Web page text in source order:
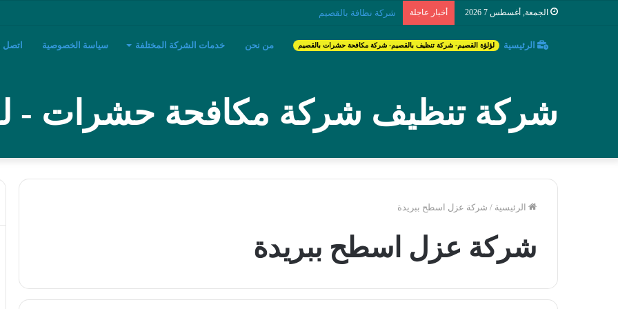
الجمعة, أغسطس 7 2026 أخبار عاجلة شركة نظافة بالقصيم
الرئيسية لؤلؤة القصيم- شركة تنظيف بالقصيم- شركة مكافحة حشرات بالقصيم من نحن خدمات الشركة المختلفة سياسة الخصوصية اتصل
شركة تنظيف شركة مكافحة حشرات -
الرئيسية / شركة عزل اسطح ببريدة
شركة عزل اسطح ببريدة